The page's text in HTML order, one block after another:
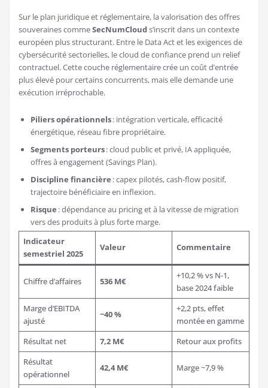
Sur le plan juridique et réglementaire, la valorisation des offres
souveraines commeSecNumClouds’inscrit dans un contexte
européen plus structurant. Entre le Data Act et les exigences de
cybersécurité sectorielles, le cloud de confiance prend un relief
contractuel. Cette couche réglementaire crée un coût d’entrée
plus élevé pour certains concurrents, mais elle demande une
exécution irréprochable.
Piliers opérationnels: intégration verticale, efficacité
énergétique, réseau fibre propriétaire.
Segments porteurs: cloud public et privé, IA appliquée,
offres à engagement (Savings Plan).
Discipline financière : capex pilotés, cash-flow positif,
trajectoire bénéficiaire en inflexion.
Risque : dépendance au pricing et à la vitesse de migration
vers des produits à plus forte marge.
Indicateur
semestriel 2025
Valeur Commentaire
Chiffre d’affaires 536 M€
+10,2 % vs N-1,
base 2024 faible
Marge d’EBITDA
ajusté
~40 %
+2,2 pts, effet
montée en gamme
Résultat net
7,2 M€
Retour aux profits
Résultat
opérationnel
42,4 M€ Marge ~7,9 %